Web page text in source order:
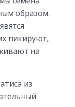
образом.
пикируют,
на
из